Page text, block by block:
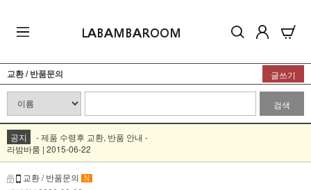
LABAMBAROOM
교환 / 반품문의 글쓰기
검색
공지
- 제품 수령후 교환, 반품 안내 -
라밤바룸 | 2015-06-22
교환 / 반품문의 N